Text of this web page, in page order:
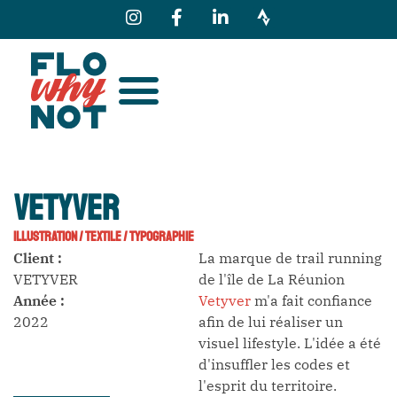
VETYVER
ILLUSTRATION/TEXTILE/TYPOGRAPHIE
Client :
VETYVER
Année :
2022
La marque de trail running
de l'île de La Réunion
Vetyver m'a fait confiance
afin de lui réaliser un
visuel lifestyle. L'idée a été
d'insuffler les codes et
l'esprit du territoire.